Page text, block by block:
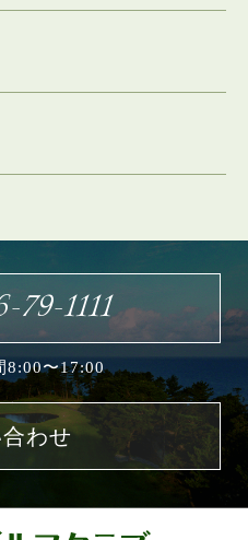
79-1111
8:00〜17:00
わせ